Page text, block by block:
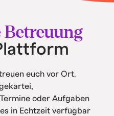
Betreuung
euch vor Ort.
oder Aufgaben
in Echtzeit verfügbar